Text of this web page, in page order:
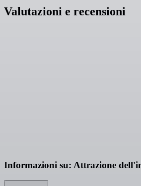
Valutazioni e recensioni
Informazioni su: Attrazione